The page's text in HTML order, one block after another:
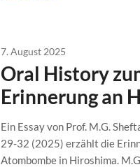
7. August 2025
Oral History
Erinnerung an
Ein Essay von Prof. M.G.
29-32 (2025) erzählt die
Atombombe in Hiroshima.